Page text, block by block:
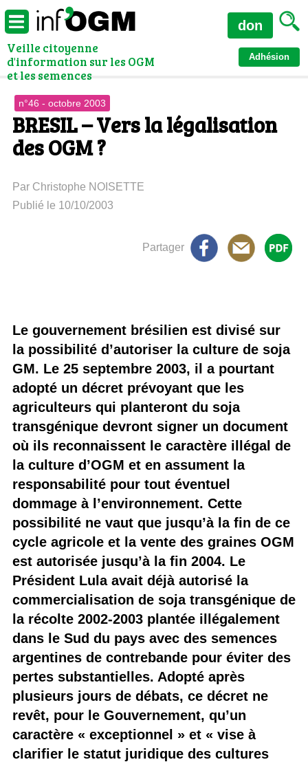
Veille citoyenne
d'information sur les OGM
et les semences
Adhésion
don
n°46 - octobre 2003
BRESIL – Vers la légalisation
des OGM ?
Par Christophe NOISETTE
Publié le 10/10/2003
Partager
Le gouvernement brésilien est divisé sur
la possibilité d’autoriser la culture de soja
GM. Le 25 septembre 2003, il a pourtant
adopté un décret prévoyant que les
agriculteurs qui planteront du soja
transgénique devront signer un document
où ils reconnaissent le caractère illégal de
la culture d’OGM et en assument la
responsabilité pour tout éventuel
dommage à l’environnement. Cette
possibilité ne vaut que jusqu’à la fin de ce
cycle agricole et la vente des graines OGM
est autorisée jusqu’à la fin 2004. Le
Président Lula avait déjà autorisé la
commercialisation de soja transgénique de
la récolte 2002-2003 plantée illégalement
dans le Sud du pays avec des semences
argentines de contrebande pour éviter des
pertes substantielles. Adopté après
plusieurs jours de débats, ce décret ne
revêt, pour le Gouvernement, qu’un
caractère « exceptionnel » et « vise à
clarifier le statut juridique des cultures